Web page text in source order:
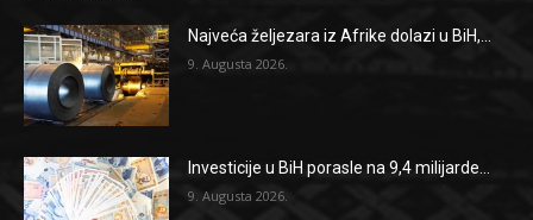
Najveća željezara iz Afrike dolazi u BiH,...
9. Augusta 2026.
Investicije u BiH porasle na 9,4 milijarde...
9. Augusta 2026.